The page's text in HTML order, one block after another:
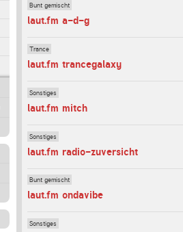
Bunt gemischt
laut.fm a-d-g
Trance
laut.fm trancegalaxy
Sonstiges
laut.fm mitch
Sonstiges
laut.fm radio-zuversicht
Bunt gemischt
laut.fm ondavibe
Sonstiges